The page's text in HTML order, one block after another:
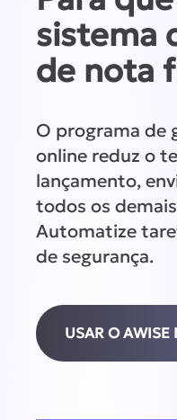
sistema
de nota
O programa de
online reduz o
lançamento,
todos os
Automatize
de segurança.
USAR O